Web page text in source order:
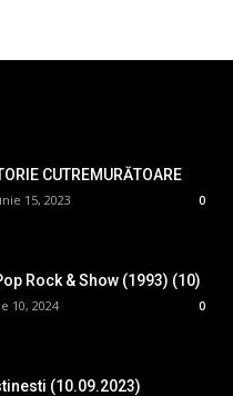
CUTREMURĂTOARE
15, 2023 0
Rock & Show (1993) (10)
10, 2024 0
(10.09.2023)